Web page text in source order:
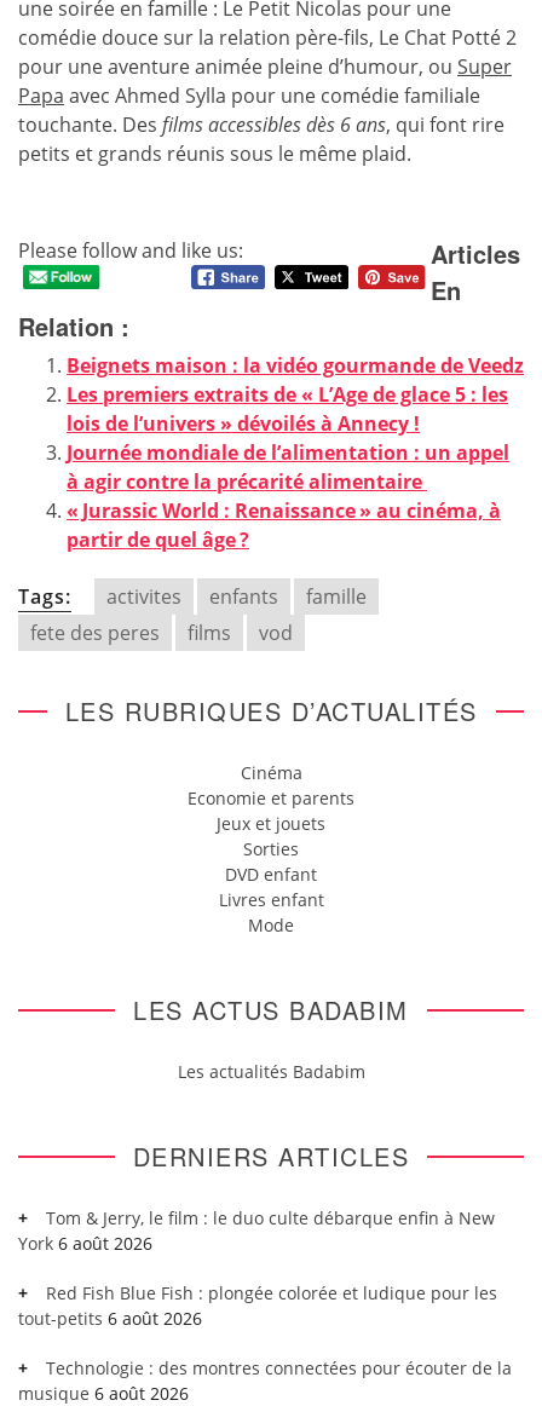
une soirée en famille : Le Petit Nicolas pour une
comédie douce sur la relation père-fils, Le Chat Potté 2
pour une aventure animée pleine d’humour, ou Super
Papa avec Ahmed Sylla pour une comédie familiale
touchante. Des films accessibles dès 6 ans, qui font rire
petits et grands réunis sous le même plaid.
Please follow and like us:
Articles
En
Relation :
Beignets maison : la vidéo gourmande de Veedz
Les premiers extraits de « L’Age de glace 5 : les
lois de l’univers » dévoilés à Annecy !
Journée mondiale de l’alimentation : un appel
à agir contre la précarité alimentaire
« Jurassic World : Renaissance » au cinéma, à
partir de quel âge ?
Tags: activites enfants
famille
fete des peres
films vod
LES RUBRIQUES D’ACTUALITÉS
Cinéma
Economie et parents
Jeux et jouets
Sorties
DVD enfant
Livres enfant
Mode
LES ACTUS BADABIM
Les actualités Badabim
DERNIERS ARTICLES
Tom & Jerry, le film : le duo culte débarque enfin à New
York 6 août 2026
Red Fish Blue Fish : plongée colorée et ludique pour les
tout-petits 6 août 2026
Technologie : des montres connectées pour écouter de la
musique 6 août 2026